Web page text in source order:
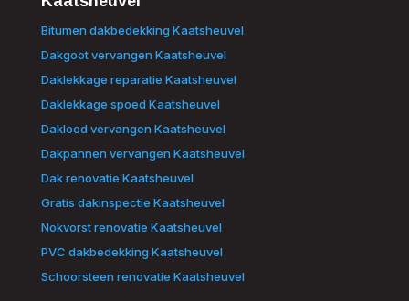
Bitumen dakbedekking Kaatsheuvel
Dakgoot vervangen Kaatsheuvel
Daklekkage reparatie Kaatsheuvel
Daklekkage spoed Kaatsheuvel
Daklood vervangen Kaatsheuvel
Dakpannen vervangen Kaatsheuvel
Dak renovatie Kaatsheuvel
Gratis dakinspectie Kaatsheuvel
Nokvorst renovatie Kaatsheuvel
PVC dakbedekking Kaatsheuvel
Schoorsteen renovatie Kaatsheuvel